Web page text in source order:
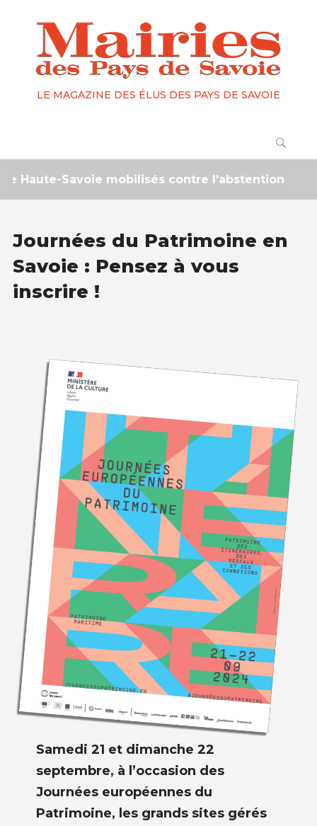
LE MAGAZINE DES ÉLUS DES PAYS DE SAVOIE
Savoie mobilisés contre l’abstention
Journées du Patrimoine en
Savoie : Pensez à vous
inscrire !
Samedi 21 et dimanche 22
septembre, à l’occasion des
Journées européennes du
Patrimoine, les grands sites gérés